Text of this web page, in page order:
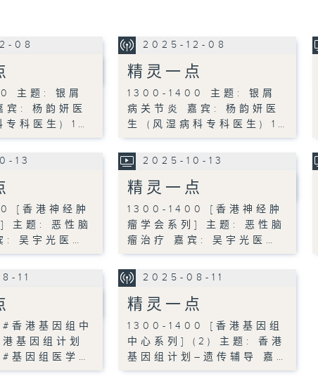
08
主题: 银屑
宾: 杨韵妍医
专科医生) 1…
2025-12-08
精灵一点
1300-1400 主题: 银屑
病关节炎 嘉宾: 杨韵妍医
生 (风湿病科专科医生) 1…
13
[香港神经肿
主题: 恶性脑
: 吴宇光医…
2025-10-13
精灵一点
1300-1400 [香港神经肿
瘤学会系列] 主题: 恶性脑
瘤治疗 嘉宾: 吴宇光医…
11
香港基因组中
基因组计划
基因组医学…
2025-08-11
精灵一点
1300-1400 [香港基因组
中心系列] (2) 主题: 香港
基因组计划–遗传辅导 嘉…